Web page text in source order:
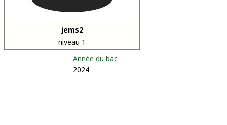
jems2
niveau 1
Année du bac
2024